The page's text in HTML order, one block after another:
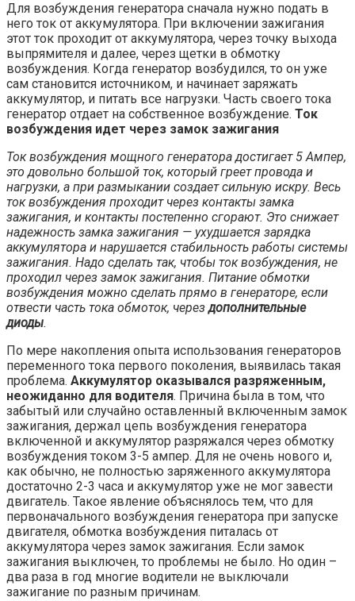
Для возбуждения генератора сначала нужно подать в
него ток от аккумулятора. При включении зажигания
этот ток проходит от аккумулятора, через точку выхода
выпрямителя и далее, через щетки в обмотку
возбуждения. Когда генератор возбудился, то он уже
сам становится источником, и начинает заряжать
аккумулятор, и питать все нагрузки. Часть своего тока
генератор отдает на собственное возбуждение. Ток
возбуждения идет через замок зажигания
Ток возбуждения мощного генератора достигает 5 Ампер,
это довольно большой ток, который греет провода и
нагрузки, а при размыкании создает сильную искру. Весь
ток возбуждения проходит через контакты замка
зажигания, и контакты постепенно сгорают. Это снижает
надежность замка зажигания — ухудшается зарядка
аккумулятора и нарушается стабильность работы системы
зажигания. Надо сделать так, чтобы ток возбуждения, не
проходил через замок зажигания. Питание обмотки
возбуждения можно сделать прямо в генераторе, если
отвести часть тока обмоток, черездополнительные
диоды.
По мере накопления опыта использования генераторов
переменного тока первого поколения, выявилась такая
проблема. Аккумулятор оказывался разряженным,
неожиданно для водителя. Причина была в том, что
забытый или случайно оставленный включенным замок
зажигания, держал цепь возбуждения генератора
включенной и аккумулятор разряжался через обмотку
возбуждения током 3-5 ампер. Для не очень нового и,
как обычно, не полностью заряженного аккумулятора
достаточно 2-3 часа и аккумулятор уже не мог завести
двигатель. Такое явление объяснялось тем, что для
первоначального возбуждения генератора при запуске
двигателя, обмотка возбуждения питалась от
аккумулятора через замок зажигания. Если замок
зажигания выключен, то проблемы не было. Но один –
два раза в год многие водители не выключали
зажигание по разным причинам.